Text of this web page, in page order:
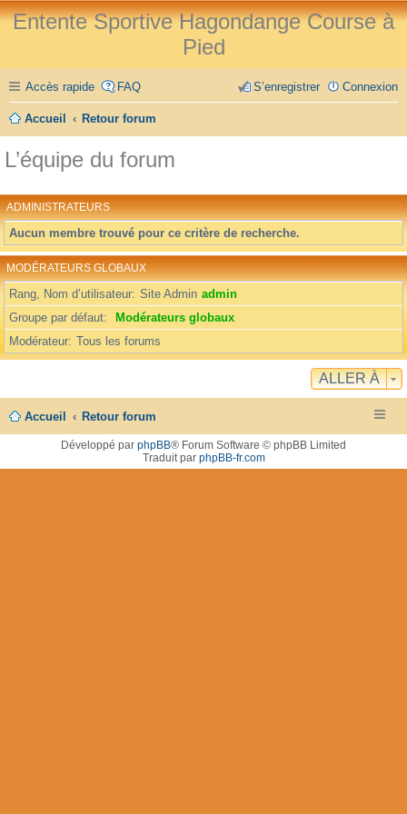
Entente Sportive Hagondange Course à
Pied
Accès rapide FAQ Connexion
S’enregistrer
Accueil Retour forum
L’équipe du forum
ADMINISTRATEURS
Aucun membre trouvé pour ce critère de recherche.
MODÉRATEURS GLOBAUX
Rang, Nom d’utilisateur Site Admin admin
Groupe par défaut
Modérateurs globaux
Modérateur Tous les forums
ALLER À
Accueil Retour forum
Développé par phpBB® Forum Software © phpBB Limited
Traduit par phpBB-fr.com